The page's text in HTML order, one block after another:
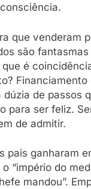
que venderam
são
é
de passos
para ser feliz.
de admitir.
pais ganharam
“império do
mandou”.